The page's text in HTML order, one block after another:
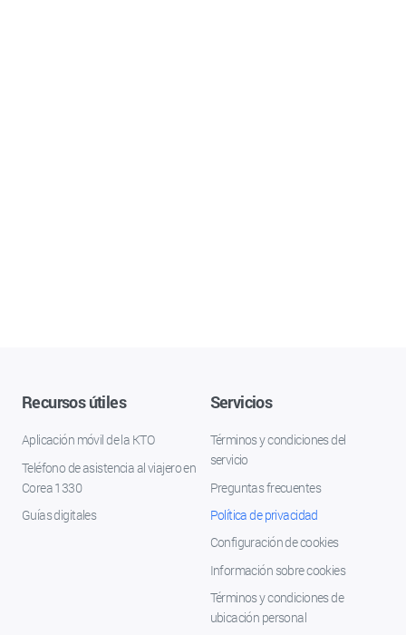
Recursos útiles
Aplicación móvil de la KTO
Teléfono de asistencia al viajero en
Corea 1330
Guías digitales
Servicios
Términos y condiciones del
servicio
Preguntas frecuentes
Política de privacidad
Configuración de cookies
Información sobre cookies
Términos y condiciones de
ubicación personal